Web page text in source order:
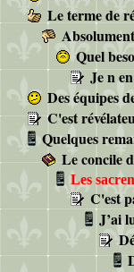
Le terme de
Quel
Je n
Des équipes
C'est
Quelques
Le concile
Les
C'est
J’ai